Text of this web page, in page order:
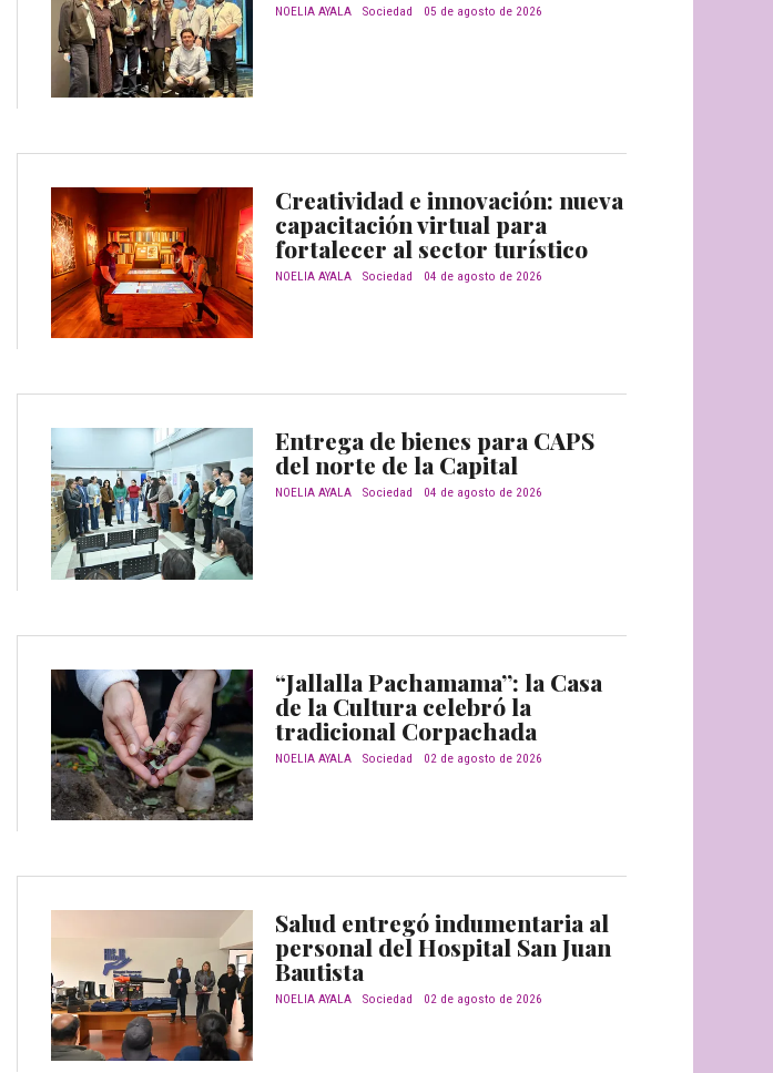
NOELIA AYALA Sociedad 05 de agosto de 2026
Creatividad e innovación: nueva
capacitación virtual para
fortalecer al sector turístico
NOELIA AYALA Sociedad 04 de agosto de 2026
Entrega de bienes para CAPS
del norte de la Capital
NOELIA AYALA Sociedad 04 de agosto de 2026
“Jallalla Pachamama”: la Casa
de la Cultura celebró la
tradicional Corpachada
NOELIA AYALA Sociedad 02 de agosto de 2026
Salud entregó indumentaria al
personal del Hospital San Juan
Bautista
NOELIA AYALA Sociedad 02 de agosto de 2026